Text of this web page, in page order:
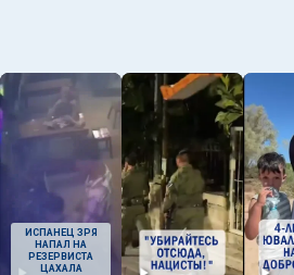
ИСПАНЕЦ ЗРЯ
НАПАЛ НА
РЕЗЕРВИСТА
ЦАХАЛА